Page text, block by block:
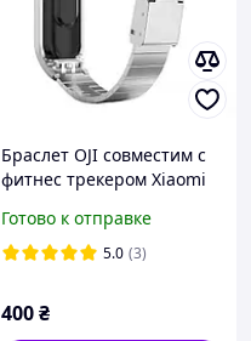
Браслет OJI совместим с
фитнес трекером Xiaomi
Готово к отправке
5.0 (3)
400₴